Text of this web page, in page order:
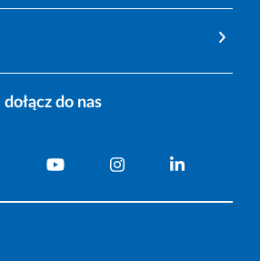
dołącz do nas